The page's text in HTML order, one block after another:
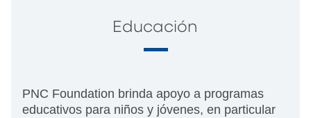
Educación
PNC Foundation brinda apoyo a programas
educativos para niños y jóvenes, en particular